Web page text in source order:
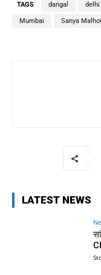
TAGS dangal delhi
Mumbai Sanya
LATEST NEWS